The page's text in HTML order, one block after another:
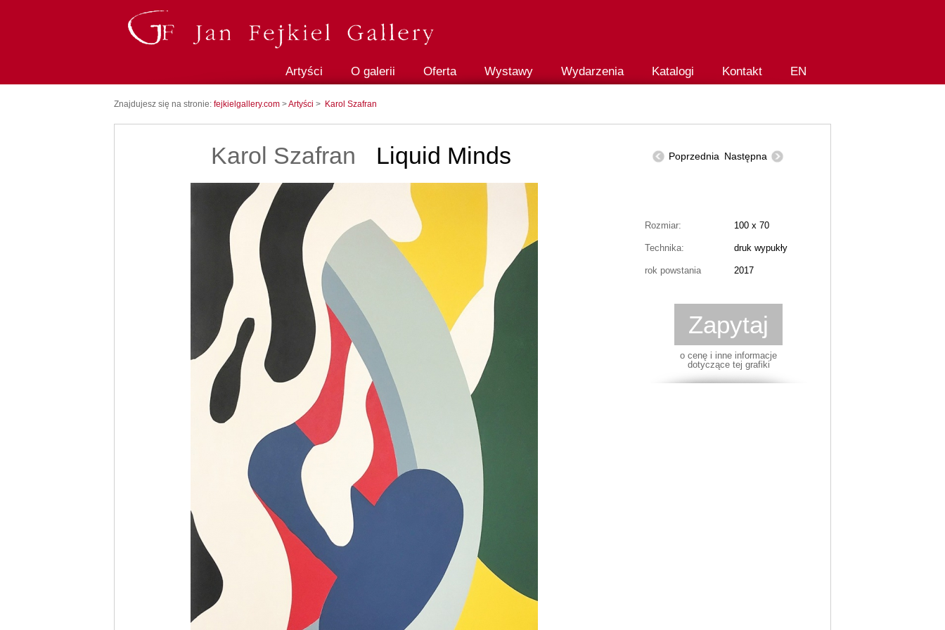
Artyści O galerii Oferta Wystawy Wydarzenia Katalogi Kontakt EN
Znajdujesz się na stronie: fejkielgallery.com >Artyści > Karol Szafran
Poprzednia Następna
Karol Szafran Liquid Minds
Rozmiar: 100 x 70
Technika: druk wypukły
rok powstania 2017
Zapytaj
o cenę i inne informacje
dotyczące tej grafiki